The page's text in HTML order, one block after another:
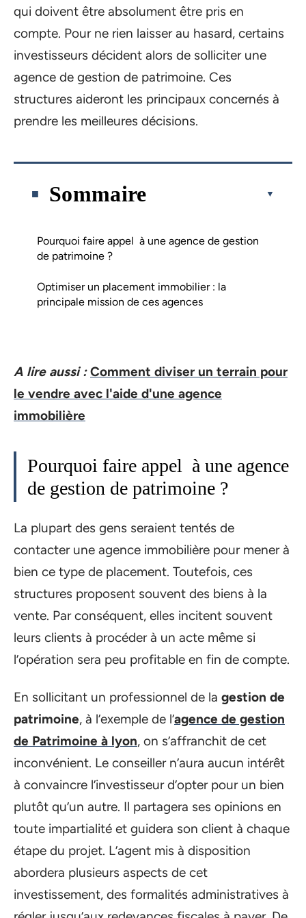
qui doivent être absolument être pris en
compte. Pour ne rien laisser au hasard, certains
investisseurs décident alors de solliciter une
agence de gestion de patrimoine. Ces
structures aideront les principaux concernés à
prendre les meilleures décisions.
Sommaire
Pourquoi faire appel à une agence de gestion
de patrimoine ?
Optimiser un placement immobilier : la
principale mission de ces agences
A lire aussi : Comment diviser un terrain pour
le vendre avec l'aide d'une agence
immobilière
Pourquoi faire appel à une agence
de gestion de patrimoine ?
La plupart des gens seraient tentés de
contacter une agence immobilière pour mener à
bien ce type de placement. Toutefois, ces
structures proposent souvent des biens à la
vente. Par conséquent, elles incitent souvent
leurs clients à procéder à un acte même si
l’opération sera peu profitable en fin de compte.
En sollicitant un professionnel de la gestion de
patrimoine, à l’exemple de l’agence de gestion
de Patrimoine à lyon, on s’affranchit de cet
inconvénient. Le conseiller n’aura aucun intérêt
à convaincre l’investisseur d’opter pour un bien
plutôt qu’un autre. Il partagera ses opinions en
toute impartialité et guidera son client à chaque
étape du projet. L’agent mis à disposition
abordera plusieurs aspects de cet
investissement, des formalités administratives à